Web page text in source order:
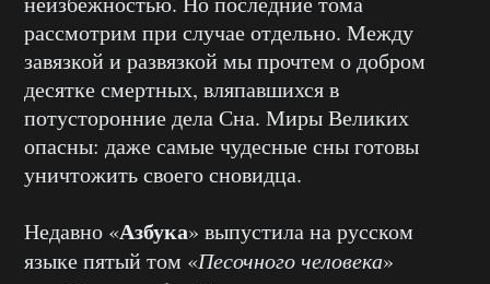
рассмотрим при случае отдельно. Между
завязкой и развязкой мы прочтем о добром
десятке смертных, вляпавшихся в
потусторонние дела Сна. Миры Великих
опасны: даже самые чудесные сны готовы
уничтожить своего сновидца.
Недавно «Азбука» выпустила на русском
языке пятый том «Песочного человека»